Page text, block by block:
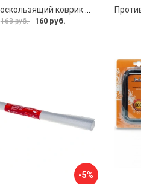
Противоскользящий коврик на панель SKYWAY S00401029
168 руб. 160 руб.
-5%